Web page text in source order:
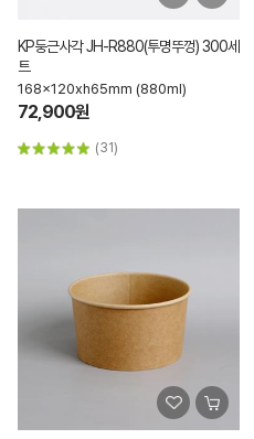
KP둥근사각 JH-R880(투명뚜껑) 300세
트
168x120xh65mm (880ml)
72,900원
(31)